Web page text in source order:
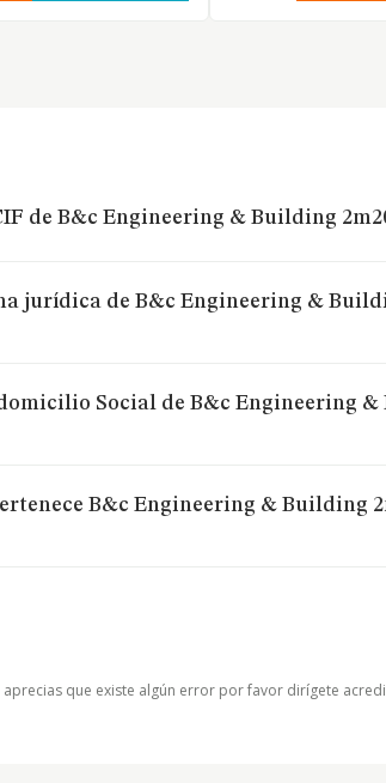
de B&c Engineering & Building
jurídica de B&c Engineering &
Social de B&c Engineering
B&c Engineering & Building
aprecias que existe algún error por favor dirígete